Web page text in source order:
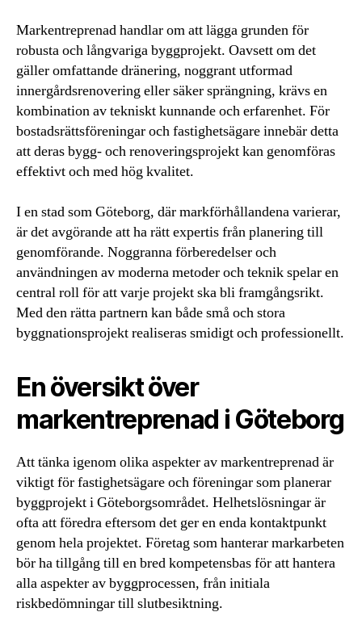
Markentreprenad handlar om att lägga grunden för
robusta och långvariga byggprojekt. Oavsett om det
gäller omfattande dränering, noggrant utformad
innergårdsrenovering eller säker sprängning, krävs en
kombination av tekniskt kunnande och erfarenhet. För
bostadsrättsföreningar och fastighetsägare innebär detta
att deras bygg- och renoveringsprojekt kan genomföras
effektivt och med hög kvalitet.
I en stad som Göteborg, där markförhållandena varierar,
är det avgörande att ha rätt expertis från planering till
genomförande. Noggranna förberedelser och
användningen av moderna metoder och teknik spelar en
central roll för att varje projekt ska bli framgångsrikt.
Med den rätta partnern kan både små och stora
byggnationsprojekt realiseras smidigt och professionellt.
En översikt över
markentreprenad i Göteborg
Att tänka igenom olika aspekter av markentreprenad är
viktigt för fastighetsägare och föreningar som planerar
byggprojekt i Göteborgsområdet. Helhetslösningar är
ofta att föredra eftersom det ger en enda kontaktpunkt
genom hela projektet. Företag som hanterar markarbeten
bör ha tillgång till en bred kompetensbas för att hantera
alla aspekter av byggprocessen, från initiala
riskbedömningar till slutbesiktning.